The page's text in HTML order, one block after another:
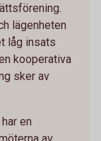
lägenheten
låg insats
kooperativa
sker av
en